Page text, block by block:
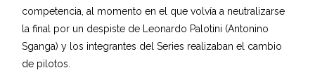
competencia, al momento en el que volvía a neutralizarse
la final por un despiste de Leonardo Palotini (Antonino
Sganga) y los integrantes del Series realizaban el cambio
de pilotos.